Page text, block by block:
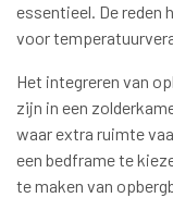
essentieel. De reden
voor
Het integreren van
zijn in een
waar extra ruimte
een bedframe te
te maken van